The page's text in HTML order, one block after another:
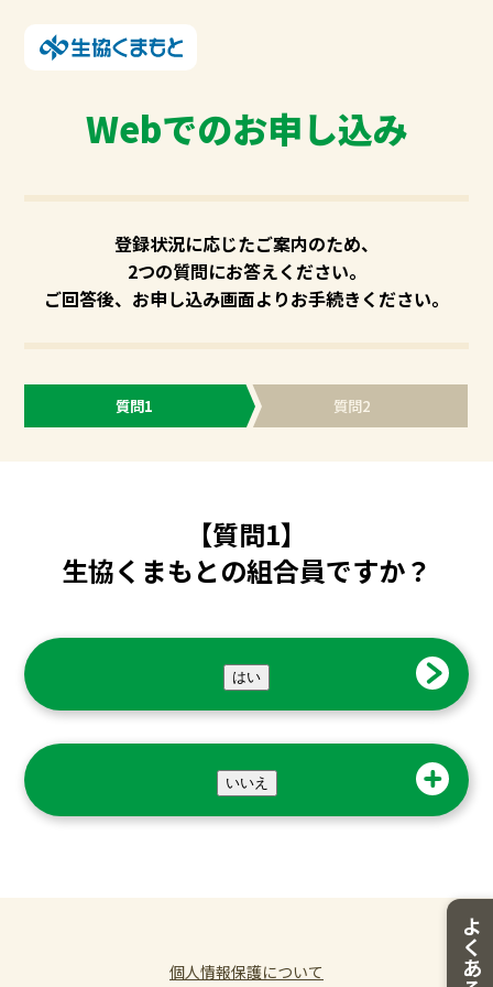
Webでのお申し込み
登録状況に応じたご案内のため、
2つの質問にお答えください。
ご回答後、お申し込み画面よりお手続きください。
質問1 質問2
【質問1】
生協くまもとの組合員ですか？
はい
いいえ
個人情報保護について
よ
く
あ